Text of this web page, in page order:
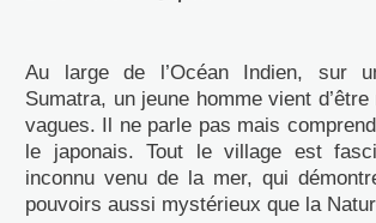
Au large de l’Océan Indien, sur
Sumatra, un jeune homme vient d’être
vagues. Il ne parle pas mais
le japonais. Tout le village est
inconnu venu de la mer, qui
pouvoirs aussi mystérieux que la